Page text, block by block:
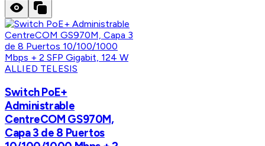
ALLIED TELESIS
Switch PoE+
Administrable
CentreCOM GS970M,
Capa 3 de 8 Puertos